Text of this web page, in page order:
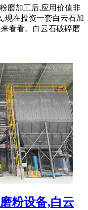
磨加工后,应用价值非
现在投资一套白云石加
看看。白云石破碎磨
粉设备,白云